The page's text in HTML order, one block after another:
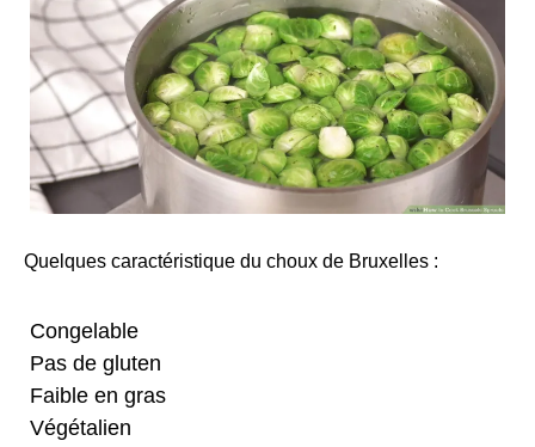
Quelques caractéristique du choux de Bruxelles :
Congelable
Pas de gluten
Faible en gras
Végétalien